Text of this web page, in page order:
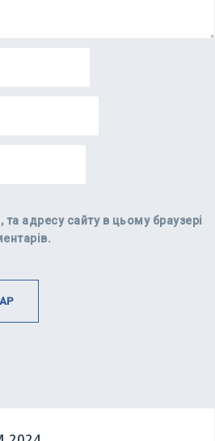
адресу сайту в цьому браузері